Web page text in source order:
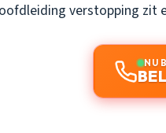
verstopping zit
NU